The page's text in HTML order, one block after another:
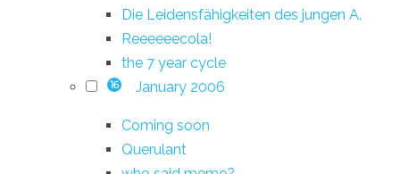
Die Leidensfähigkeiten des jungen A.
Reeeeeecola!
the 7 year cycle
16 January 2006
Coming soon
Querulant